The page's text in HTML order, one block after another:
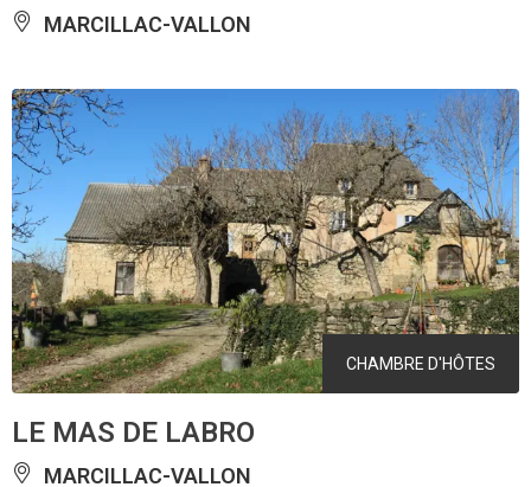
MARCILLAC-VALLON
CHAMBRE D'HÔTES
LE MAS DE LABRO
MARCILLAC-VALLON